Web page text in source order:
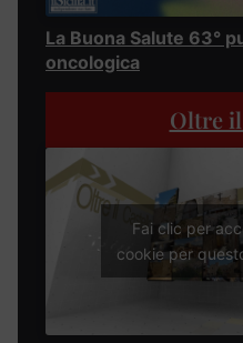
La Buona Salute 63°
oncologica
Oltre
Fai clic per
cookie per